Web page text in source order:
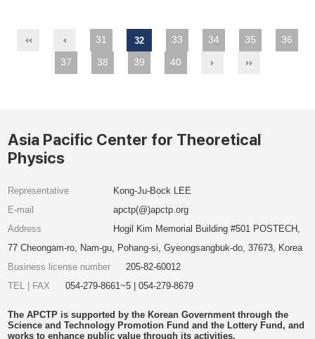
31 32 33 34 35
36
37
38 39 40
Asia Pacific Center for Theoretical
Physics
Representative
Kong-Ju-Bock LEE
E-mail
apctp(@)apctp.org
Address
Hogil Kim Memorial Building #501 POSTECH,
77 Cheongam-ro, Nam-gu, Pohang-si, Gyeongsangbuk-do, 37673, Korea
Business license number
205-82-60012
TEL | FAX
054-279-8661~5 | 054-279-8679
The APCTP is supported by the Korean Government through the
Science and Technology Promotion Fund and the Lottery Fund, and
works to enhance public value through its activities.